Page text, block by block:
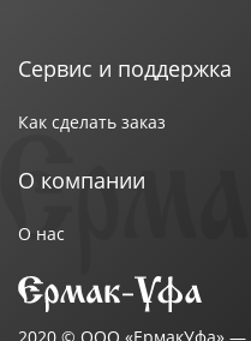
Сервис и поддержка
Как сделать заказ
О компании
О нас